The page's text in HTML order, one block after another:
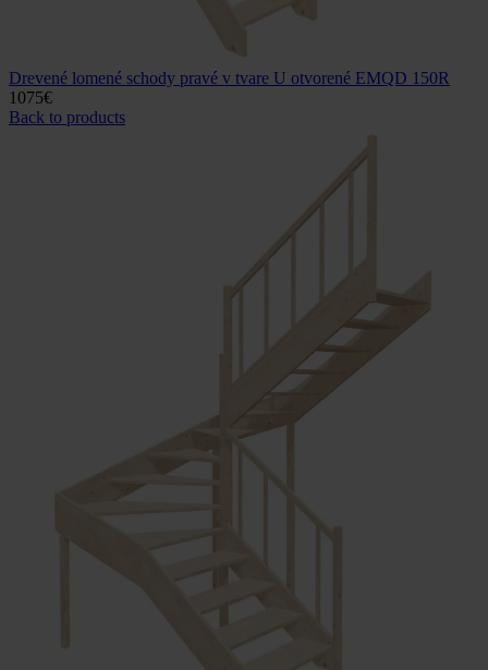
Drevené lomené schody pravé v tvare U otvorené EMQD 150R
1075€
Back to products